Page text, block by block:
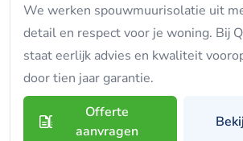
We werken spouwmuurisolatie uit
detail en respect voor je woning. Bij
staat eerlijk advies en kwaliteit
door tien jaar garantie.
Offerte
aanvragen